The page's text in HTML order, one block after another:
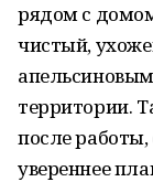
рядом с
чистый,
территории.
после работы,
увереннее